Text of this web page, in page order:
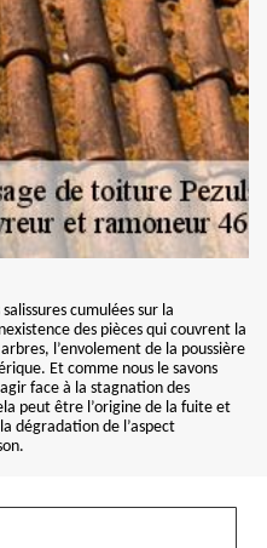
cumulées sur la
des pièces qui couvrent la
l’envolement de la poussière
Et comme nous le savons
face à la stagnation des
peut être l’origine de la fuite et
dégradation de l’aspect